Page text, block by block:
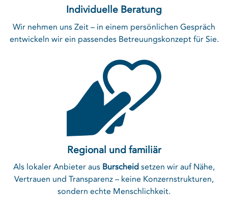
Individuelle Beratung
Wir nehmen uns Zeit – in einem persönlichen Gespräch
entwickeln wir ein passendes Betreuungskonzept für Sie.
Regional und familiär
Als lokaler Anbieter aus Burscheidsetzen wir auf Nähe,
Vertrauen und Transparenz – keine Konzernstrukturen,
sondern echte Menschlichkeit.